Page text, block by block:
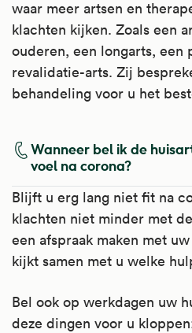
waar meer artsen en
klachten kijken. Zoals een
ouderen, een longarts, een
revalidatie-arts. Zij
behandeling voor u het
Wanneer bel ik de
voel na corona?
Blijft u erg lang niet fit na
klachten niet minder met
een afspraak maken met
kijkt samen met u welke
Bel ook op werkdagen uw
deze dingen voor u